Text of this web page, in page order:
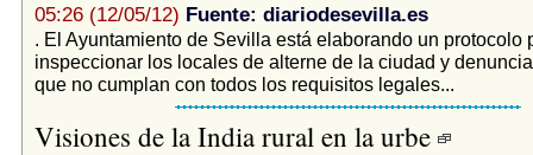
05:26 (12/05/12) Fuente: diariodesevilla.es
. El Ayuntamiento de Sevilla está elaborando un protocolo
inspeccionar los locales de alterne de la ciudad y
que no cumplan con todos los requisitos legales...
Visiones de la India rural en la urbe